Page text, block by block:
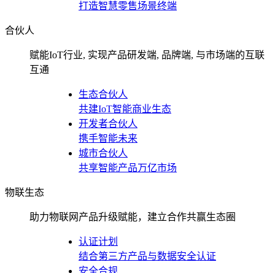
打造智慧零售场景终端
合伙人
赋能IoT行业, 实现产品研发端, 品牌端, 与市场端的互联
互通
生态合伙人
共建IoT智能商业生态
开发者合伙人
携手智能未来
城市合伙人
共享智能产品万亿市场
物联生态
助力物联网产品升级赋能，建立合作共赢生态圈
认证计划
结合第三方产品与数据安全认证
安全合规